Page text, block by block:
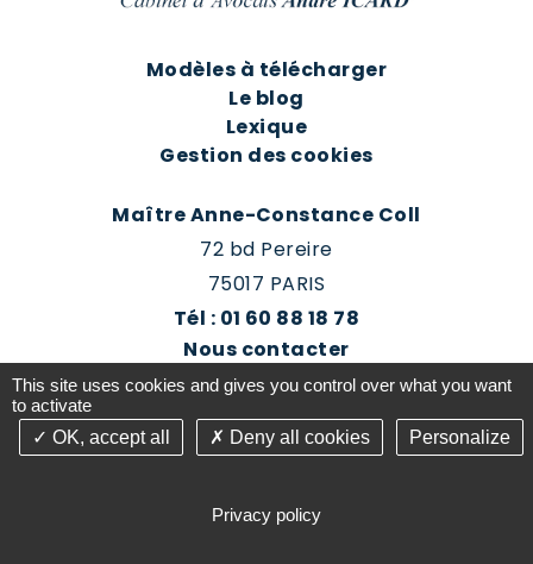
Modèles à télécharger
Le blog
Lexique
Gestion des cookies
Maître Anne-Constance Coll
72 bd Pereire
75017 PARIS
Tél : 01 60 88 18 78
Nous contacter
Prendre rendez-vous
This site uses cookies and gives you control over what you want
to activate
OK, accept all
Deny all cookies Personalize
Privacy policy